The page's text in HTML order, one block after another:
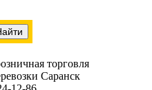
торговля
Саранск